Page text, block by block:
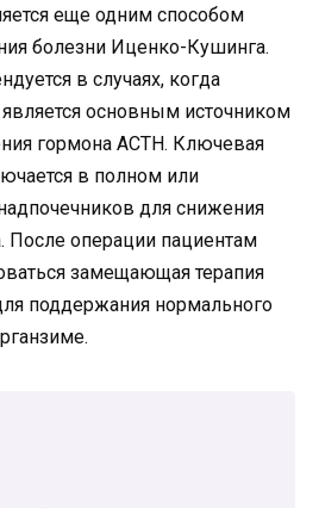
еще одним способом
болезни Иценко-Кушинга.
в случаях, когда
основным источником
гормона ACTH. Ключевая
в полном или
для снижения
После операции пациентам
замещающая терапия
поддержания нормального